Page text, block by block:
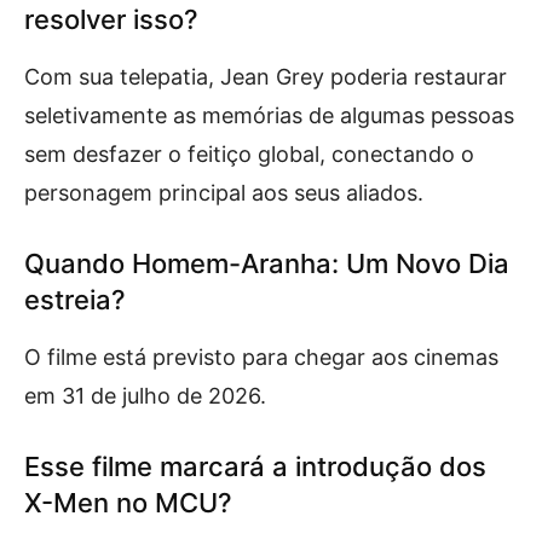
resolver isso?
Com sua telepatia, Jean Grey poderia restaurar
seletivamente as memórias de algumas pessoas
sem desfazer o feitiço global, conectando o
personagem principal aos seus aliados.
Quando Homem-Aranha: Um Novo Dia
estreia?
O filme está previsto para chegar aos cinemas
em 31 de julho de 2026.
Esse filme marcará a introdução dos
X-Men no MCU?